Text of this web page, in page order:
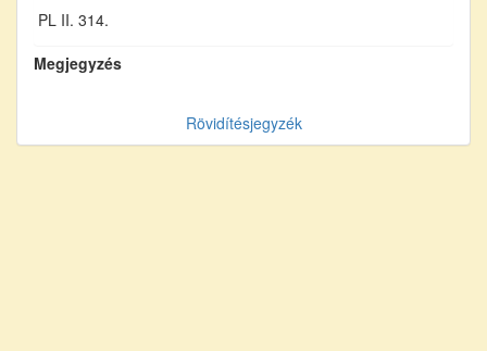
PL II. 314.
Megjegyzés
Rövidítésjegyzék